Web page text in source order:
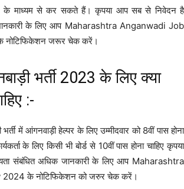
के माध्यम से कर सकते हैं। कृपया आप सब से निवेदन है
के लिए आप Maharashtra Anganwadi Job
जरूर चेक करें।
भर्ती 2023 के लिए क्या
:-
भर्ती में आंगनवाड़ी हेल्पर के लिए उम्मीदवार को 8वीं पास होना
के लिए किसी भी बोर्ड से 10वीं पास होना चाहिए कृपया
संबंधित अधिक जानकारी के लिए आप Maharashtra
के नोटिफिकेशन को जरुर चेक करें।